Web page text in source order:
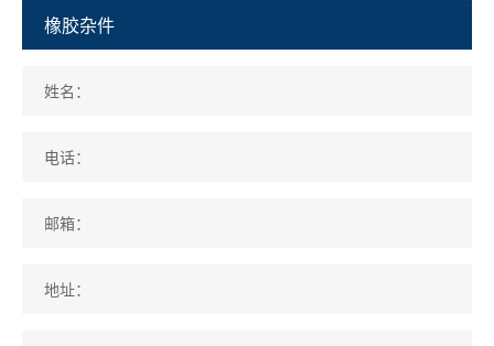
姓名：
电话：
邮箱：
地址：